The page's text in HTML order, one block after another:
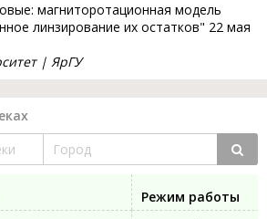
магниторотационная модель
линзирование их остатков" 22 мая
| ЯрГУ
Режим работы